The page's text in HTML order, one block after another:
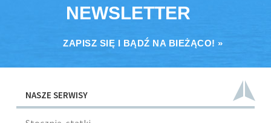
NEWSLETTER
ZAPISZ SIĘ I BĄDŹ NA BIEŻĄCO! »
NASZE SERWISY